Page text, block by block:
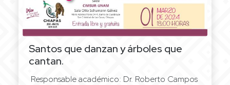
Santos que danzan y árboles que
cantan.
Responsable académico: Dr. Roberto Campos